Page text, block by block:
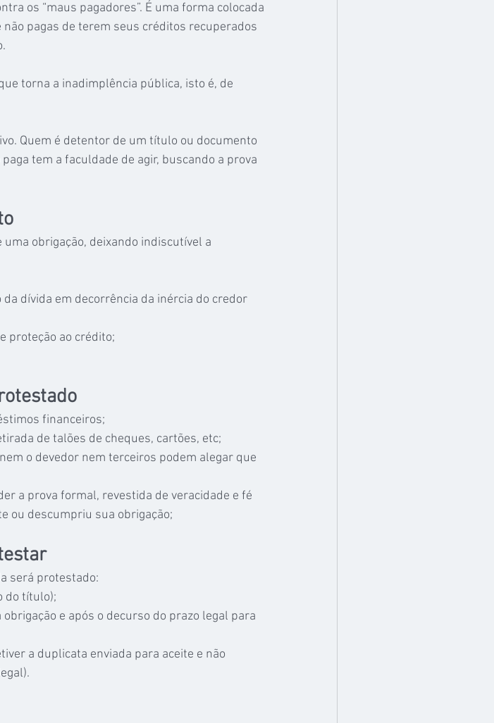
os “maus pagadores”. É uma forma colocada
pagas de terem seus créditos recuperados
torna a inadimplência pública, isto é, de
Quem é detentor de um título ou documento
tem a faculdade de agir, buscando a prova
obrigação, deixando indiscutível a
dívida em decorrência da inércia do credor
proteção ao crédito;
financeiros;
de talões de cheques, cartões, etc;
o devedor nem terceiros podem alegar que
a prova formal, revestida de veracidade e fé
ou descumpriu sua obrigação;
será protestado:
do título);
e após o decurso do prazo legal para
a duplicata enviada para aceite e não